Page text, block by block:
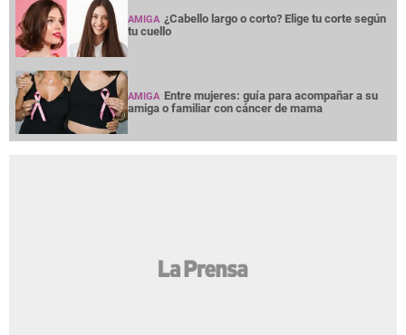
AMIGA ¿Cabello largo o corto? Elige tu corte según
tu cuello
AMIGA Entre mujeres: guía para acompañar a su
amiga o familiar con cáncer de mama